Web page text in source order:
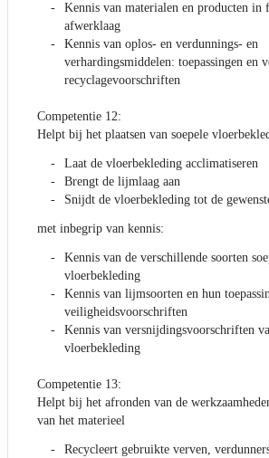
Kennis van materialen en producten in
afwerklaag
Kennis van oplos- en verdunnings- en
verhardingsmiddelen: toepassingen en
recyclagevoorschriften
Competentie 12:
Helpt bij het plaatsen van soepele
Laat de vloerbekleding acclimatiseren
Brengt de lijmlaag aan
Snijdt de vloerbekleding tot de
met inbegrip van kennis:
Kennis van de verschillende soorten
vloerbekleding
Kennis van lijmsoorten en hun
veiligheidsvoorschriften
Kennis van versnijdingsvoorschriften
vloerbekleding
Competentie 13:
Helpt bij het afronden van de
van het materieel
Recycleert gebruikte verven,